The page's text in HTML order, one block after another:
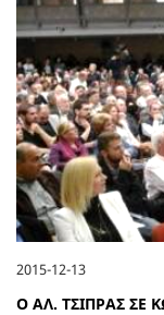
2015-12-13
Ο ΑΛ. ΤΣΙΠΡΑΣ ΣΕ